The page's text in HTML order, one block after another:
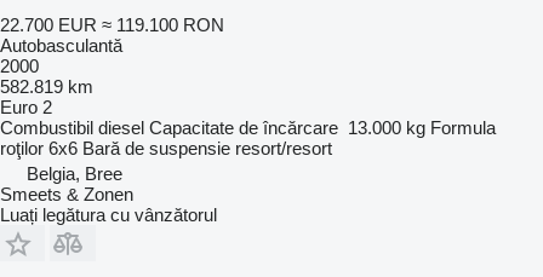
22.700 EUR ≈ 119.100 RON
Autobasculantă
2000
582.819 km
Euro 2
Combustibil diesel Capacitate de încărcare 13.000 kg Formula
roţilor 6x6 Bară de suspensie resort/resort
Belgia, Bree
Smeets & Zonen
Luați legătura cu vânzătorul